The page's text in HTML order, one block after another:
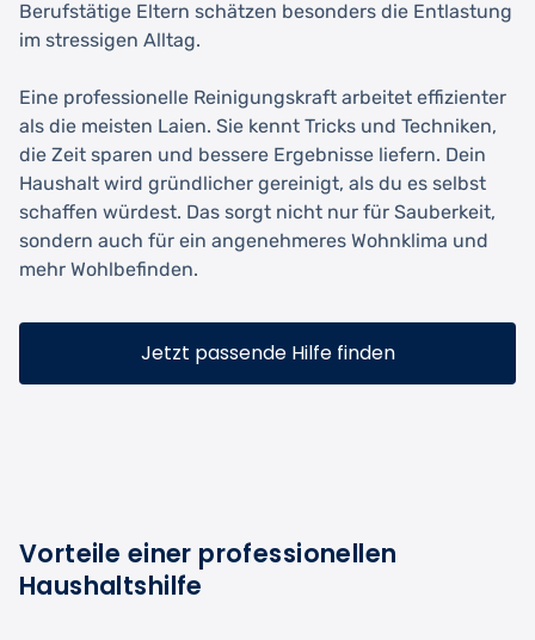
Berufstätige Eltern schätzen besonders die Entlastung
im stressigen Alltag.
Eine professionelle Reinigungskraft arbeitet effizienter
als die meisten Laien. Sie kennt Tricks und Techniken,
die Zeit sparen und bessere Ergebnisse liefern. Dein
Haushalt wird gründlicher gereinigt, als du es selbst
schaffen würdest. Das sorgt nicht nur für Sauberkeit,
sondern auch für ein angenehmeres Wohnklima und
mehr Wohlbefinden.
Jetzt passende Hilfe finden
Vorteile einer professionellen
Haushaltshilfe